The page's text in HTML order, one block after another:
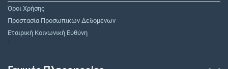
Όροι Χρήσης
Προστασία Προσωπικών Δεδομένων
Εταιρική Κοινωνική Ευθύνη
"